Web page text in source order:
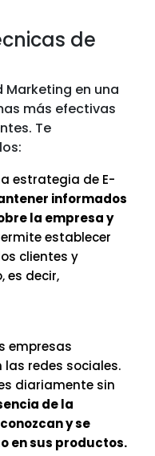
de
Marketing en una
más efectivas
Te
estrategia de E-
informados
la empresa y
establecer
clientes y
es decir,
empresas
redes sociales.
diariamente sin
de la
y se
en sus productos.